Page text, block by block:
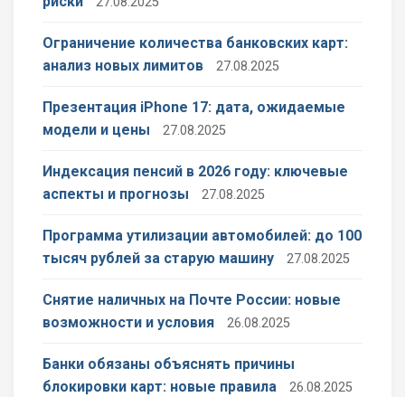
Ограничение количества банковских карт:
анализ новых лимитов
27.08.2025
Презентация iPhone 17: дата, ожидаемые
модели и цены
27.08.2025
Индексация пенсий в 2026 году: ключевые
аспекты и прогнозы
27.08.2025
Программа утилизации автомобилей: до 100
тысяч рублей за старую машину
27.08.2025
Снятие наличных на Почте России: новые
возможности и условия
26.08.2025
Банки обязаны объяснять причины
блокировки карт: новые правила
26.08.2025